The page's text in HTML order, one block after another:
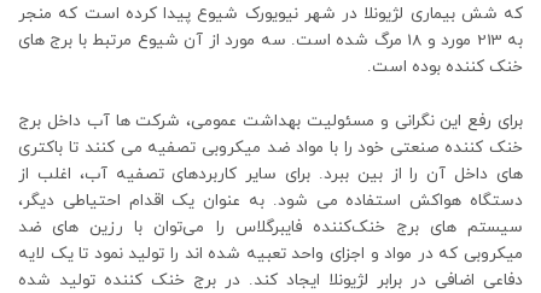
که شش بیماری لژیونلا در شهر نیویورک شیوع پیدا کرده است که منجر
به 213 مورد و 18 مرگ شده است. سه مورد از آن شیوع مرتبط با برج های
خنک کننده بوده است.
برای رفع این نگرانی و مسئولیت بهداشت عمومی، شرکت ها آب داخل برج
خنک کننده صنعتی خود را با مواد ضد میکروبی تصفیه می کنند تا باکتری
های داخل آن را از بین ببرد. برای سایر کاربردهای تصفیه آب، اغلب از
دستگاه هواکش استفاده می شود. به عنوان یک اقدام احتیاطی دیگر،
سیستم‌ های برج خنک‌کننده فایبرگلاس را می‌توان با رزین‌ های ضد
میکروبی که در مواد و اجزای واحد تعبیه شده ‌اند را تولید نمود تا یک لایه
دفاعی اضافی در برابر لژیونلا ایجاد کند. در برج خنک کننده تولید شده